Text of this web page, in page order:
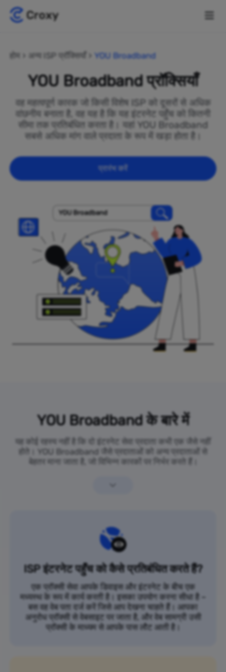
होम अन्य ISP प्रॉक्सियाँ YOU Broadband
YOU Broadband प्रॉक्सियाँ
वह महत्वपूर्ण कारक जो किसी विशेष ISP को दूसरों से अधिक
वांछनीय बनाता है, वह यह है कि यह इंटरनेट पहुँच को कितनी
सीमा तक प्रतिबंधित करता है। यहां YOU Broadband
सबसे अधिक मांग वाले प्रदाता के रूप में खड़ा होता है।
प्रारंभ करें
YOU Broadband
YOU Broadband के बारे में
यह कोई रहस्य नहीं है कि दो इंटरनेट सेवा प्रदाता कभी एक जैसे नहीं
होते। YOU Broadband जैसे प्रदाताओं को अन्य प्रदाताओं से
बेहतर माना जाता है, जो विभिन्न कारकों पर निर्भर करते हैं।
ISP इंटरनेट पहुँच को कैसे प्रतिबंधित करते हैं?
एक प्रॉक्सी सेवा आपके डिवाइस और इंटरनेट के बीच एक
मध्यस्थ के रूप में कार्य करती है। इसका उपयोग करना सीधा है –
बस वह वेब पता दर्ज करें जिसे आप देखना चाहते हैं। आपका
अनुरोध प्रॉक्सी से वेबसाइट पर जाता है, और वेब सामग्री उसी
प्रॉक्सी के माध्यम से आपके पास लौट आती है।